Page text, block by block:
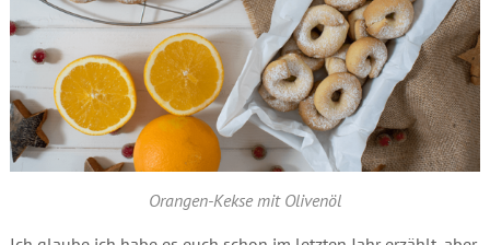
Orangen-Kekse mit Olivenöl